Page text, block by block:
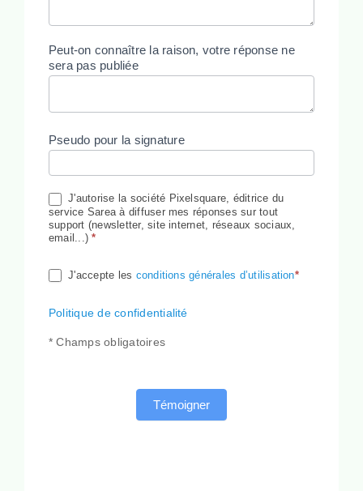
Peut-on connaître la raison, votre réponse ne
sera pas publiée
Pseudo pour la signature
J'autorise la société Pixelsquare, éditrice du
service Sarea à diffuser mes réponses sur tout
support (newsletter, site internet, réseaux sociaux,
email...)*
J'accepte les conditions générales d’utilisation*
Politique de confidentialité
* Champs obligatoires
Témoigner